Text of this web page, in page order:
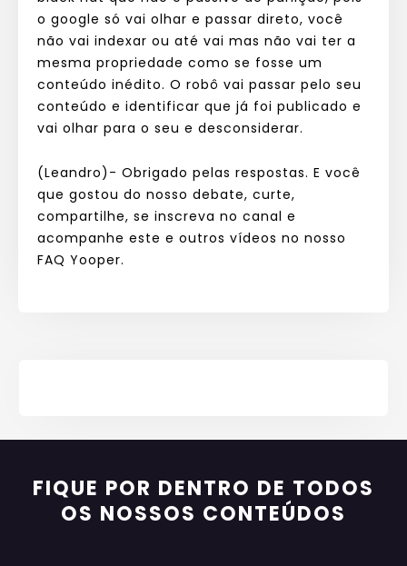
o google só vai olhar e passar direto, você
não vai indexar ou até vai mas não vai ter a
mesma propriedade como se fosse um
conteúdo inédito. O robô vai passar pelo seu
conteúdo e identificar que já foi publicado e
vai olhar para o seu e desconsiderar.
(Leandro)- Obrigado pelas respostas. E você
que gostou do nosso debate, curte,
compartilhe, se inscreva no canal e
acompanhe este e outros vídeos no nosso
FAQ Yooper.
FIQUE POR DENTRO DE TODOS
OS NOSSOS CONTEÚDOS